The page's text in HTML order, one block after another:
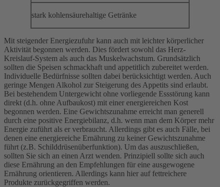
stark kohlensäurehaltige Getränke
Mit steigender Energiezufuhr kann auch mit leichter körperlicher
Aktivität begonnen werden. Dies fördert sowohl das Herz-
Kreislauf-System als auch das Muskelwachstum. Grundsätzlich
sollten die Speisen schmackhaft und appetitlich zubereitet werden.
Individuelle Bedürfnisse sollten dabei berücksichtigt werden. Auch
geringe Mengen Alkohol zur Steigerung des Appetits sind erlaubt.
Bei bestehendem Untergewicht ohne vorliegende Essstörung kann
direkt (d.h. ohne Aufbaukost) mit einer energiereichen Kost
begonnen werden. Eine Gewichtszunahme erreicht man generell
durch eine positive Energiebilanz, d.h. wenn man dem Körper mehr
Energie zuführt als er verbraucht. Allerdings gibt es auch Fälle, bei
denen eine energiereiche Ernährung zu keiner Gewichtszunahme
führt (z.B. Schilddrüsenüberfunktion). Um das auszuschließen,
sollten Sie sich an einen Arzt wenden. Prinzipiell sollte sich auch
diese Ernährung an den Empfehlungen für eine ausgewogene
Ernährung orientieren. Allerdings kann hier auf fettreichere
Produkte zurückgegriffen werden.